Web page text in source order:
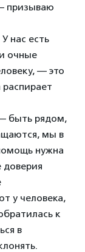
призываю
нас есть
очные
— это
распирает
быть рядом,
мы в
нужна
у человека,
к
в